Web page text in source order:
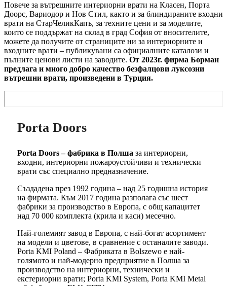
Повече за вътрешните интериорни врати на Класен, Порта
Доорс, Вариодор и Нов Стил, както и за блиндираните входни
врати на СтарЧеликКапъ, за техните цени и за моделите,
които се поддържат на склад в град София от вносителите,
можете да получите от страниците ни за интериорните и
входните врати – публикувани са официалните каталози и
пълните ценови листи на заводите. От 2023г. фирма Борман
предлага и много добро качество безфалцови луксозни
вътрешни врати, произведени в Турция.
Porta Doors
Porta Doors – фабрика в Полша за интериорни,
входни, интериорни пожароустойчиви и технически
врати със специално предназначение.
Създадена през 1992 година – над 25 годишна история
на фирмата. Към 2017 година разполага със шест
фабрики за производство в Европа, с общ капацитет
над 70 000 комплекта (крила и каси) месечно.
Най-големият завод в Европа, с най-богат асортимент
на модели и цветове, в сравнение с останалите заводи.
Porta KMI Poland – Фабриката в Bolszewo е най-
голямото и най-модерно предприятие в Полша за
производство на интериорни, технически и
екстериорни врати; Porta KMI System, Porta KMI Metal